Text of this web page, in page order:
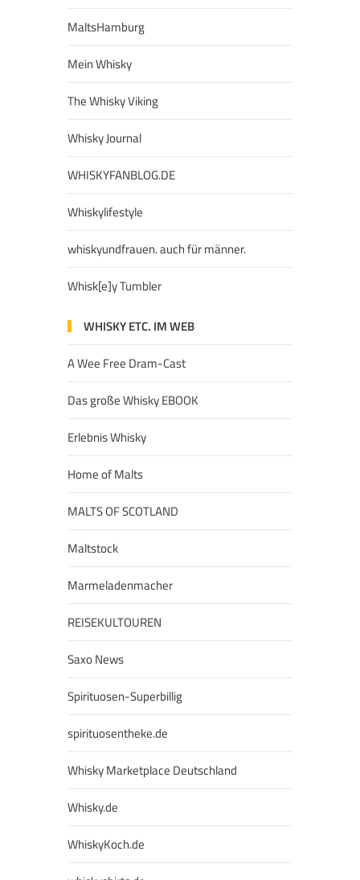
MaltsHamburg
Mein Whisky
The Whisky Viking
Whisky Journal
WHISKYFANBLOG.DE
Whiskylifestyle
whiskyundfrauen. auch für männer.
Whisk[e]y Tumbler
WHISKY ETC. IM WEB
A Wee Free Dram-Cast
Das große Whisky EBOOK
Erlebnis Whisky
Home of Malts
MALTS OF SCOTLAND
Maltstock
Marmeladenmacher
REISEKULTOUREN
Saxo News
Spirituosen-Superbillig
spirituosentheke.de
Whisky Marketplace Deutschland
Whisky.de
WhiskyKoch.de